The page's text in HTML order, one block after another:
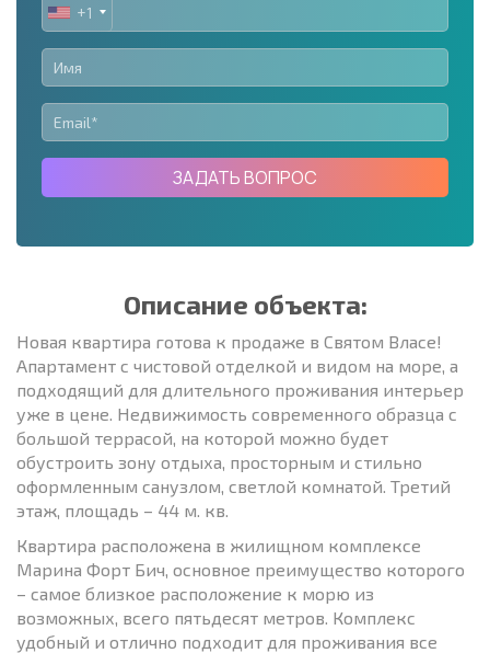
UNITED
STATES
+1
+1
ЗАДАТЬ ВОПРОС
Описание объекта:
Новая квартира готова к продаже в Святом Власе!
Апартамент с чистовой отделкой и видом на море, а
подходящий для длительного проживания интерьер
уже в цене. Недвижимость современного образца с
большой террасой, на которой можно будет
обустроить зону отдыха, просторным и стильно
оформленным санузлом, светлой комнатой. Третий
этаж, площадь – 44 м. кв.
Квартира расположена в жилищном комплексе
Марина Форт Бич, основное преимущество которого
– самое близкое расположение к морю из
возможных, всего пятьдесят метров. Комплекс
удобный и отлично подходит для проживания все